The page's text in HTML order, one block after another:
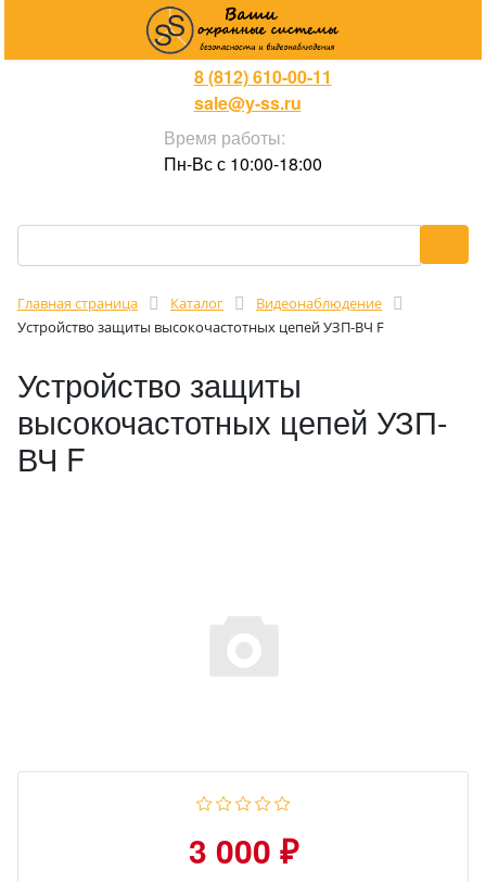
8 (812) 610-00-11
sale@y-ss.ru
Время работы:
Пн-Вс с 10:00-18:00
Главная страница Каталог
Видеонаблюдение
Устройство защиты высокочастотных цепей УЗП-ВЧ F
Устройство защиты
высокочастотных цепей УЗП-
ВЧ F
3 000 ₽